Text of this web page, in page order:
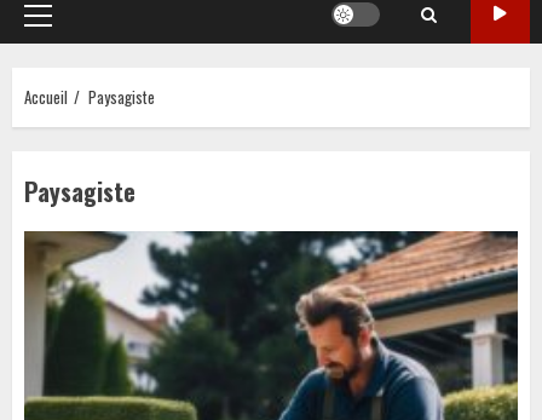
Menu
principal
Accueil Paysagiste
Paysagiste